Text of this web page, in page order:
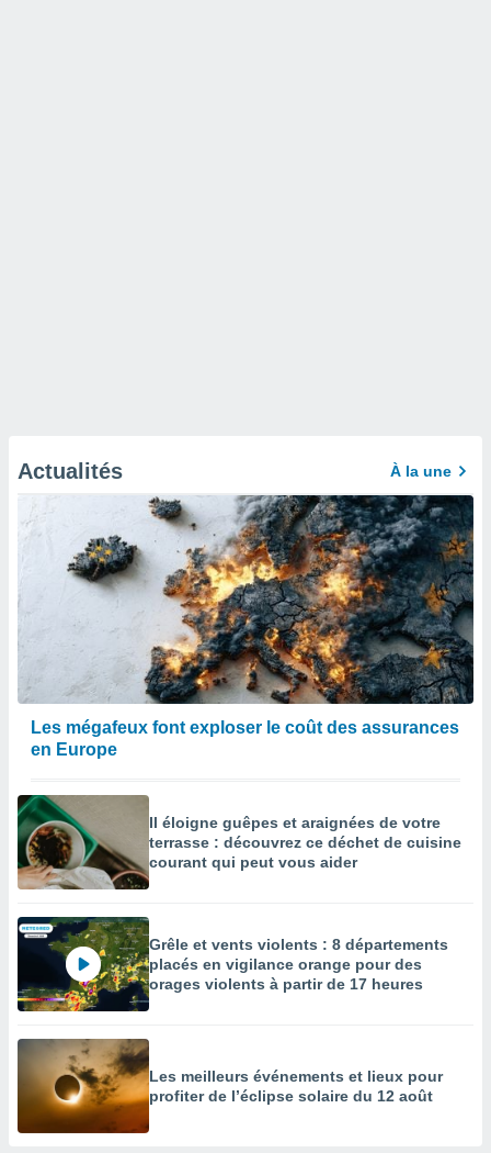
Actualités À la une
Les mégafeux font exploser le coût des assurances
en Europe
Il éloigne guêpes et araignées de votre
terrasse : découvrez ce déchet de cuisine
courant qui peut vous aider
Grêle et vents violents : 8 départements
placés en vigilance orange pour des
orages violents à partir de 17 heures
Les meilleurs événements et lieux pour
profiter de l’éclipse solaire du 12 août